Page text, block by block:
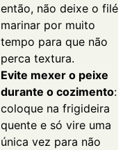
então, não deixe o filé
marinar por muito
tempo para que não
perca textura.
Evite mexer o peixe
durante o cozimento:
coloque na frigideira
quente e só vire uma
única vez para não